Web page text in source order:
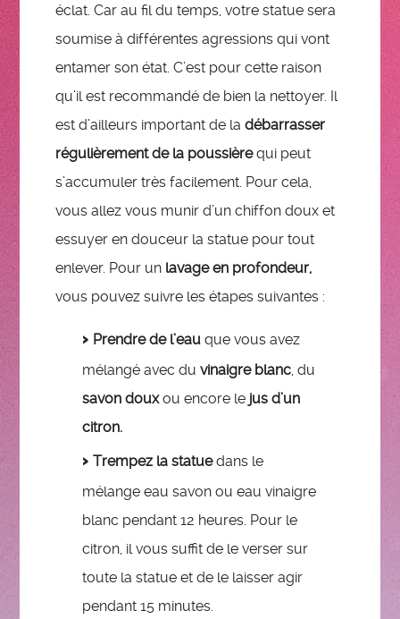
éclat. Car au fil du temps, votre statue sera
soumise à différentes agressions qui vont
entamer son état. C’est pour cette raison
qu’il est recommandé de bien la nettoyer. Il
est d’ailleurs important de ladébarrasser
régulièrement de la poussièrequi peut
s’accumuler très facilement. Pour cela,
vous allez vous munir d’un chiffon doux et
essuyer en douceur la statue pour tout
enlever. Pour un lavage en profondeur,
vous pouvez suivre les étapes suivantes :
Prendre de l’eau que vous avez
mélangé avec duvinaigre blanc , du
savon douxou encore le jus d’un
citron.
Trempez la statuedans le
mélange eau savon ou eau vinaigre
blanc pendant 12 heures. Pour le
citron, il vous suffit de le verser sur
toute la statue et de le laisser agir
pendant 15 minutes.